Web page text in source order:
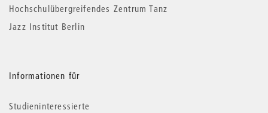
Hochschulübergreifendes Zentrum Tanz
Jazz Institut Berlin
Informationen für
Studieninteressierte